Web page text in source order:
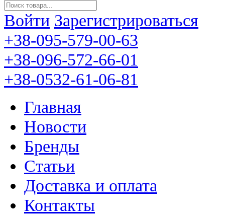
Войти Зарегистрироваться
+38-095-579-00-63
+38-096-572-66-01
+38-0532-61-06-81
Главная
Новости
Бренды
Статьи
Доставка и оплата
Контакты